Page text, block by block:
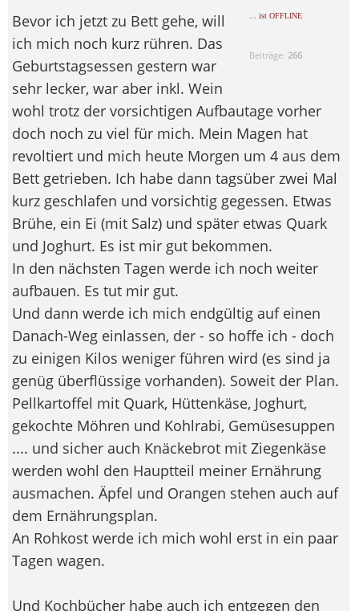
... ist OFFLINE
Beiträge: 266
Bevor ich jetzt zu Bett gehe, will
ich mich noch kurz rühren. Das
Geburtstagsessen gestern war
sehr lecker, war aber inkl. Wein
wohl trotz der vorsichtigen Aufbautage vorher
doch noch zu viel für mich. Mein Magen hat
revoltiert und mich heute Morgen um 4 aus dem
Bett getrieben. Ich habe dann tagsüber zwei Mal
kurz geschlafen und vorsichtig gegessen. Etwas
Brühe, ein Ei (mit Salz) und später etwas Quark
und Joghurt. Es ist mir gut bekommen.
In den nächsten Tagen werde ich noch weiter
aufbauen. Es tut mir gut.
Und dann werde ich mich endgültig auf einen
Danach-Weg einlassen, der - so hoffe ich - doch
zu einigen Kilos weniger führen wird (es sind ja
genüg überflüssige vorhanden). Soweit der Plan.
Pellkartoffel mit Quark, Hüttenkäse, Joghurt,
gekochte Möhren und Kohlrabi, Gemüsesuppen
.... und sicher auch Knäckebrot mit Ziegenkäse
werden wohl den Hauptteil meiner Ernährung
ausmachen. Äpfel und Orangen stehen auch auf
dem Ernährungsplan.
An Rohkost werde ich mich wohl erst in ein paar
Tagen wagen.
Und Kochbücher habe auch ich entgegen den